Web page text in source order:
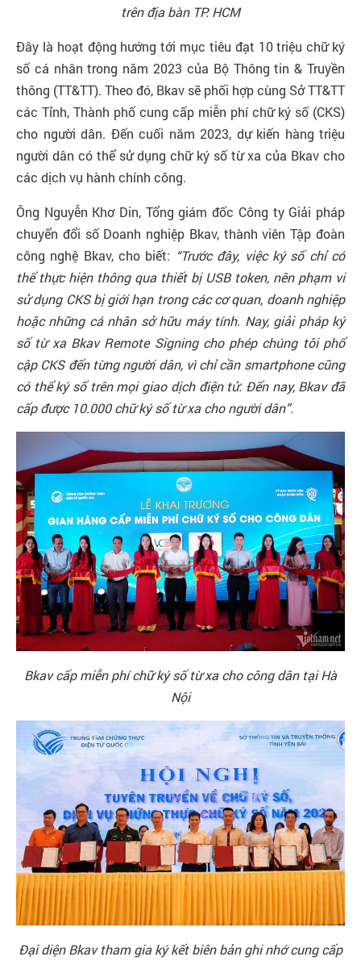
trên địa bàn TP. HCM
Đây là hoạt động hướng tới mục tiêu đạt 10 triệu chữ ký
số cá nhân trong năm 2023 của Bộ Thông tin & Truyền
thông (TT&TT). Theo đó, Bkav sẽ phối hợp cùng Sở TT&TT
các Tỉnh, Thành phố cung cấp miễn phí chữ ký số (CKS)
cho người dân. Đến cuối năm 2023, dự kiến hàng triệu
người dân có thể sử dụng chữ ký số từ xa của Bkav cho
các dịch vụ hành chính công.
Ông Nguyễn Khơ Din, Tổng giám đốc Công ty Giải pháp
chuyển đổi số Doanh nghiệp Bkav, thành viên Tập đoàn
công nghệ Bkav, cho biết: “Trước đây, việc ký số chỉ có
thể thực hiện thông qua thiết bị USB token, nên phạm vi
sử dụng CKS bị giới hạn trong các cơ quan, doanh nghiệp
hoặc những cá nhân sở hữu máy tính. Nay, giải pháp ký
số từ xa Bkav Remote Signing cho phép chúng tôi phổ
cập CKS đến từng người dân, vì chỉ cần smartphone cũng
có thể ký số trên mọi giao dịch điện tử. Đến nay, Bkav đã
cấp được 10.000 chữ ký số từ xa cho người dân”.
Bkav cấp miễn phí chữ ký số từ xa cho công dân tại Hà
Nội
Đại diện Bkav tham gia ký kết biên bản ghi nhớ cung cấp